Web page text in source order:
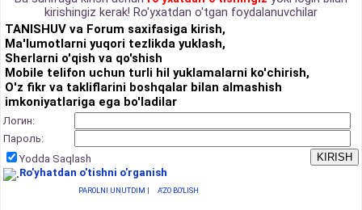
kirishingiz kerak! Ro'yxatdan o'tgan foydalanuvchilar
TANISHUV va Forum saxifasiga kirish,
Ma'lumotlarni yuqori tezlikda yuklash,
Sherlarni o'qish va qo'shish
Mobile telifon uchun turli hil yuklamalarni ko'chirish,
O'z fikr va takliflarini boshqalar bilan almashish
imkoniyatlariga ega bo'ladilar
Логин:
Пароль:
Yodda Saqlash
Ro'yhatdan o'tishni o'rganish
PAROLNI UNUTDIM | A'ZO BO'LISH